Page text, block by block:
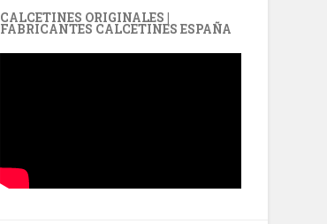
CALCETINES ORIGINALES |
FABRICANTES CALCETINES ESPAÑA